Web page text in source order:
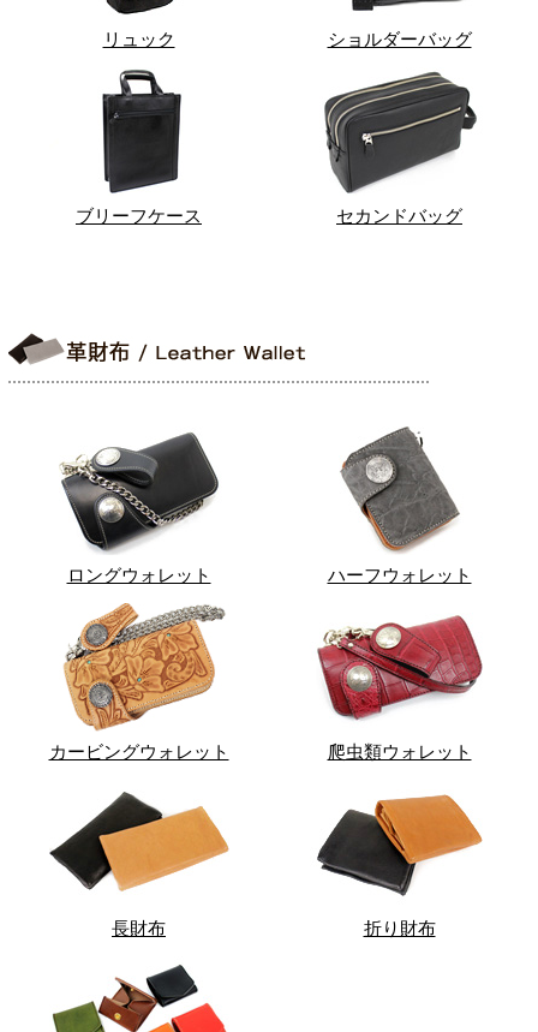
リュック ショルダーバッグ
ブリーフケース セカンドバッグ
ロングウォレット ハーフウォレット
カービングウォレット 爬虫類ウォレット
長財布 折り財布